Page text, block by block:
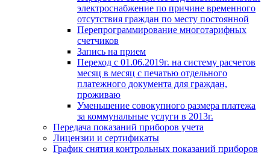
электроснабжение по причине временного
отсутствия граждан по месту постоянной
Перепрограммирование многотарифных
счетчиков
Запись на прием
Переход с 01.06.2019г. на систему расчетов
месяц в месяц с печатью отдельного
платежного документа для граждан,
проживаю
Уменьшение совокупного размера платежа
за коммунальные услуги в 2013г.
Передача показаний приборов учета
Лицензии и сертификаты
График снятия контрольных показаний приборов